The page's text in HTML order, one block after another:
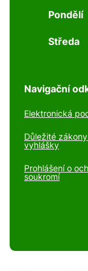
Pondělí
Středa
Navigační
Elektronická
Důležité
vyhlášky
Prohlášení o
soukromí